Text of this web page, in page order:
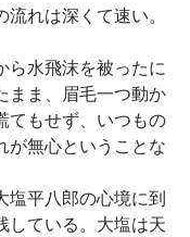
れは深くて速い。
ら水飛沫を被ったに
まま、眉毛一つ動か
てもせず、いつもの
が無心ということな
塩平八郎の心境に到
している。大塩は天